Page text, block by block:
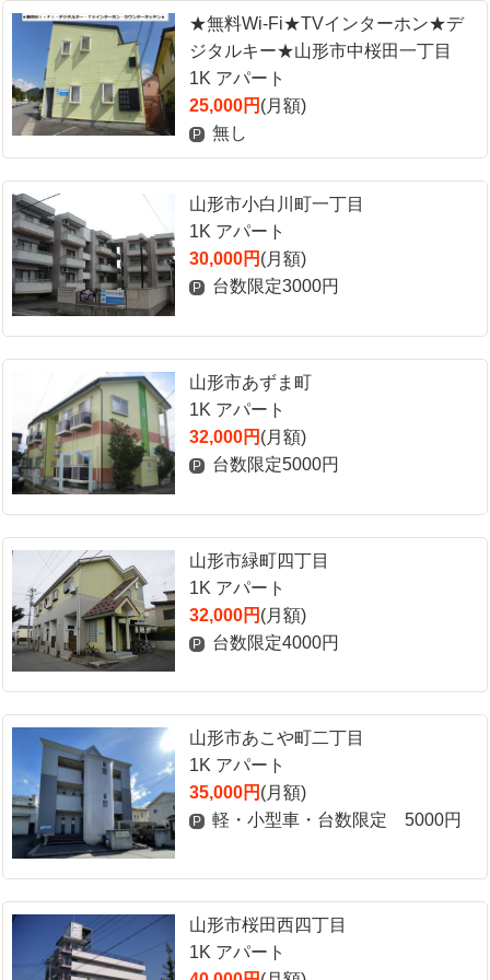
★無料Wi-Fi★TVインターホン★デ
ジタルキー★山形市中桜田一丁目
1K アパート
25,000円 (月額)
P 無し
山形市小白川町一丁目
1K アパート
30,000円 (月額)
P 台数限定3000円
山形市あずま町
1K アパート
32,000円 (月額)
P 台数限定5000円
山形市緑町四丁目
1K アパート
32,000円 (月額)
P 台数限定4000円
山形市あこや町二丁目
1K アパート
35,000円 (月額)
P 軽・小型車・台数限定 5000円
山形市桜田西四丁目
1K アパート